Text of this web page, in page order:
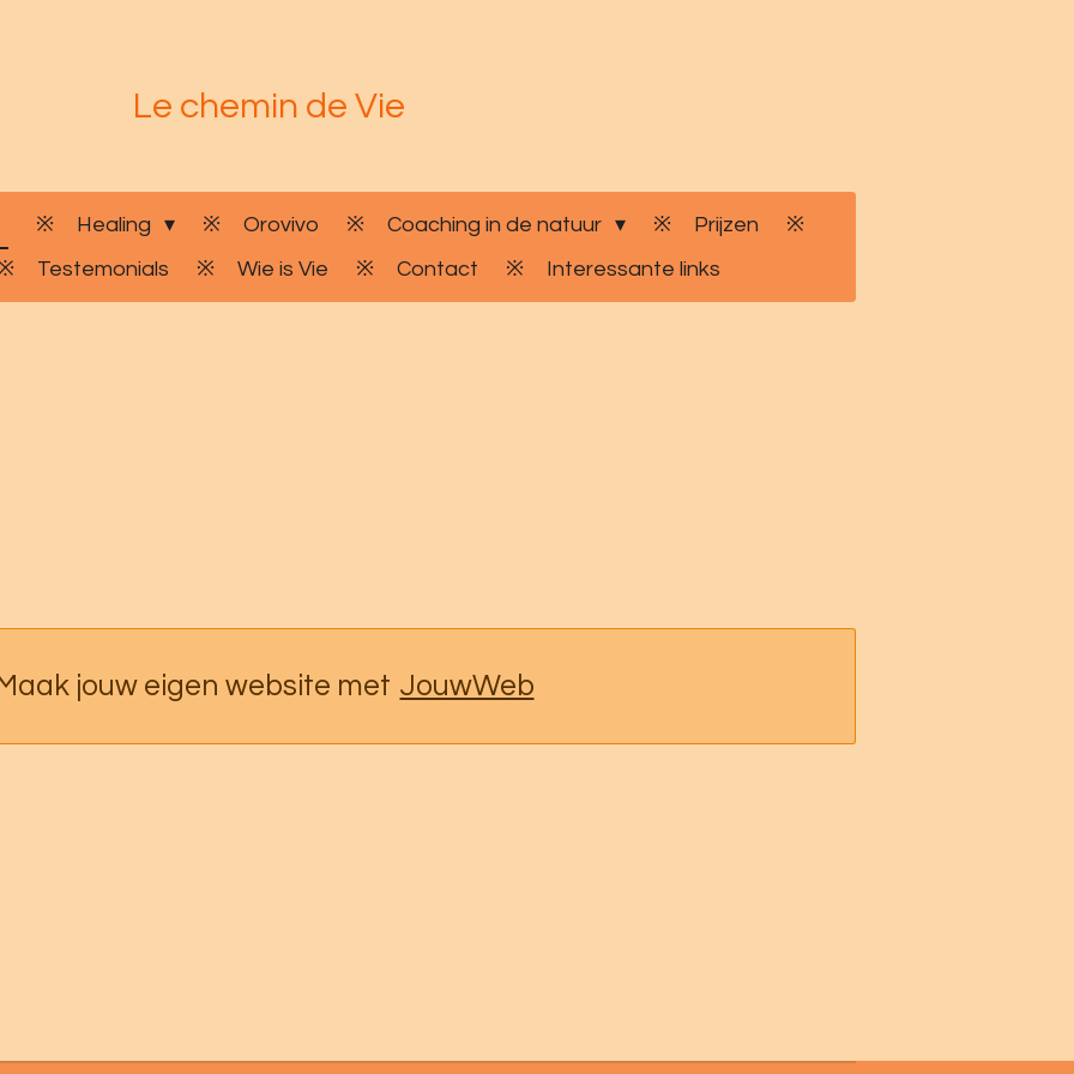
Le chemin de Vie
Healing Orovivo Coaching in de natuur
Prijzen
Testemonials Wie is Vie Contact Interessante links
Maak jouw eigen website met JouwWeb